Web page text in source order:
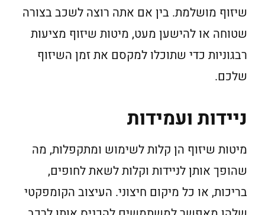
שיזוף מושלמת. בין אם אתה רוצה לשכב בצורה
שטוחה או להישען מעט, מיטות שיזוף מציעות
רבגוניות כדי שתוכלו למקסם את זמן השיזוף
שלכם.
ניידות ועמידות
מיטות שיזוף הן קלות לשימוש ומתקפלות, מה
שהופך אותן לניידות וקלות לשאת לחופים,
בריכות, או כל מיקום חיצוני. העיצוב הקומפקטי